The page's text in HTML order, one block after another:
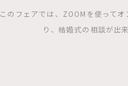
このフェアでは、ZOOMを使って
り、結婚式の相談が出